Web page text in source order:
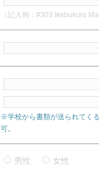
（記入例：#303 Ikebukuro
※学校から書類が送られてく
可。
男性 女性